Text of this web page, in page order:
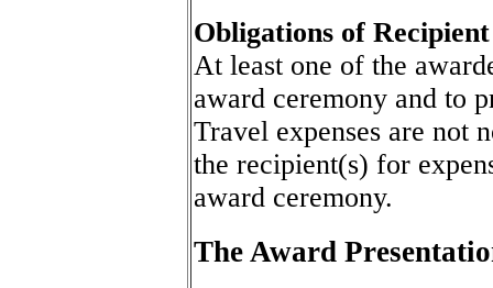
Obligations of Recipient
At least one of the
award ceremony and to
Travel expenses are not
the recipient(s) for
award ceremony.
The Award